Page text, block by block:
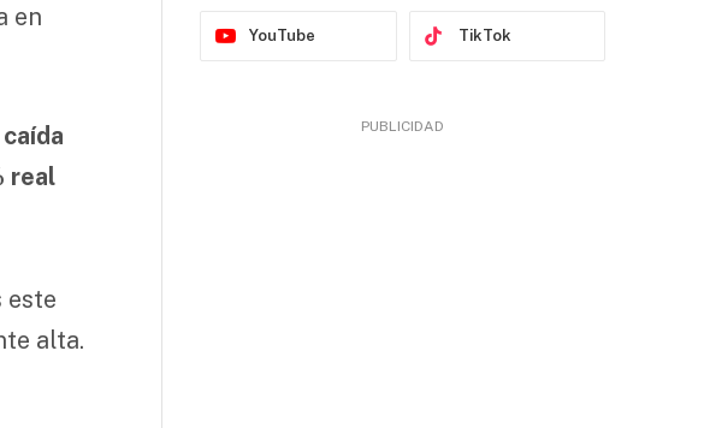
en
real
este
alta.
YouTube TikTok
PUBLICIDAD